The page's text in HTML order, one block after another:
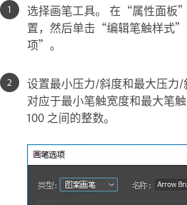
选择画笔工具。 在“属性面
置，然后单击“编辑笔触样式
项”。
设置最小压力/斜度和最大压力
对应于最小笔触宽度和最大笔
100 之间的整数。